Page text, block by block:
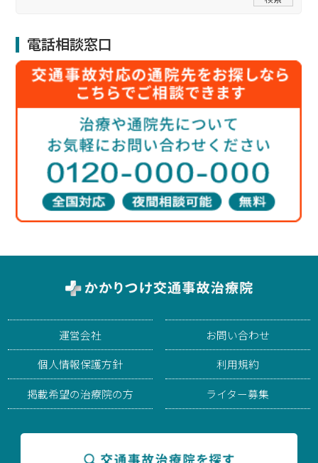
電話相談窓口
運営会社
個人情報保護方針
掲載希望の治療院の方
お問い合わせ
利用規約
ライター募集